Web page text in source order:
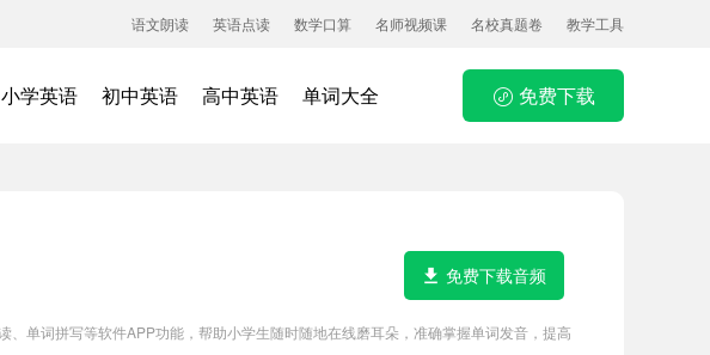
语文朗读 英语点读 数学口算 名师视频课 名校真题卷 教学工具
小学英语 初中英语 高中英语 单词大全 免费下载
单词拼写等软件APP功能，帮助小学生随时随地在线磨耳朵，准确掌握单词发音，提高
免费下载音频